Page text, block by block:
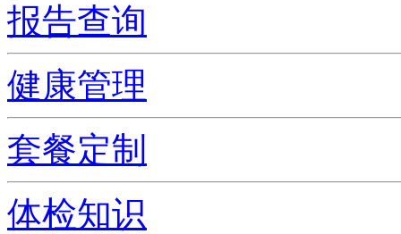
报告查询
健康管理
套餐定制
体检知识